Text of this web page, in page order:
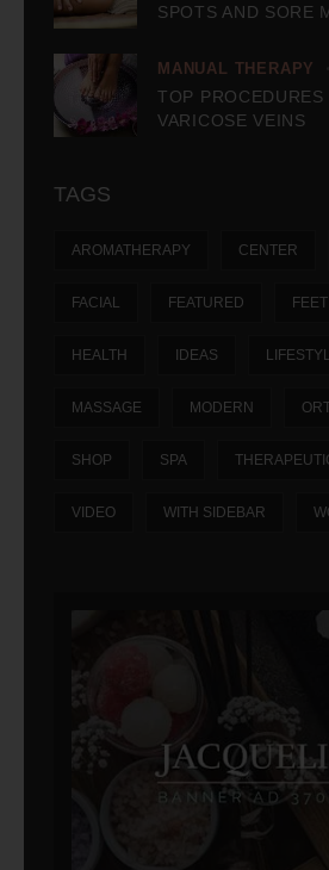
SPOTS AND SORE
MANUAL THERAPY
TOP
VARICOSE VEINS
TAGS
AROMATHERAPY CENTER
FACIAL FEATURED
HEALTH IDEAS
MASSAGE MODERN
SHOP SPA
VIDEO WITH SIDEBAR